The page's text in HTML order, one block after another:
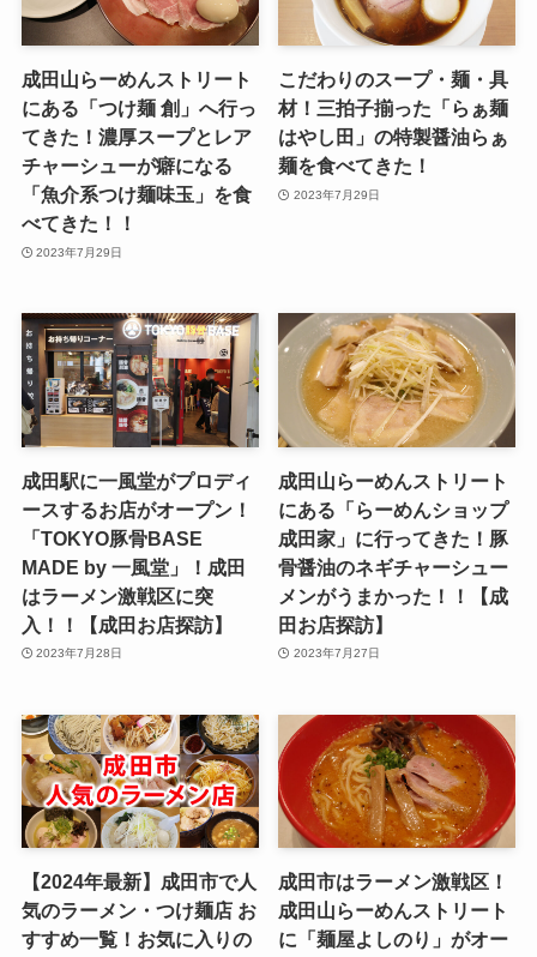
成田山らーめんストリート
にある「つけ麺 創」へ行っ
てきた！濃厚スープとレア
チャーシューが癖になる
「魚介系つけ麺味玉」を食
べてきた！！
2023年7月29日
こだわりのスープ・麺・具
材！三拍子揃った「らぁ麺
はやし田」の特製醤油らぁ
麺を食べてきた！
2023年7月29日
成田駅に一風堂がプロディ
ースするお店がオープン！
「TOKYO豚骨BASE
MADE by 一風堂」！成田
はラーメン激戦区に突
入！！【成田お店探訪】
2023年7月28日
成田山らーめんストリート
にある「らーめんショップ
成田家」に行ってきた！豚
骨醤油のネギチャーシュー
メンがうまかった！！【成
田お店探訪】
2023年7月27日
【2024年最新】成田市で人
気のラーメン・つけ麺店 お
すすめ一覧！お気に入りの
成田市はラーメン激戦区！
成田山らーめんストリート
に「麺屋よしのり」がオー